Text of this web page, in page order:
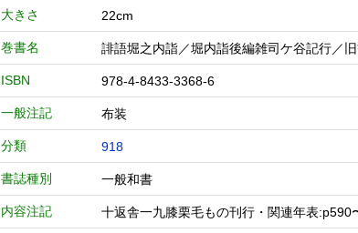
大きさ 22cm
巻書名 誹語堀之内詣／堀内詣後編雑司ケ谷記行／
ISBN 978-4-8433-3368-6
一般注記 布装
分類 918
書誌種別 一般和書
内容注記 十返舎一九膝栗毛もの刊行・関連年表:p590